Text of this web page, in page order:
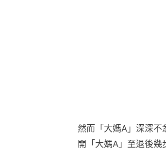
然而「大媽A」深深不
開「大媽A」至退後